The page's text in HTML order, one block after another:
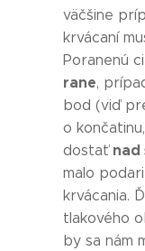
väčšine
krvácaní
Poranenú
rane,
bod (viď
o
dostať nad
malo
krvácania.
tlakového
by sa nám